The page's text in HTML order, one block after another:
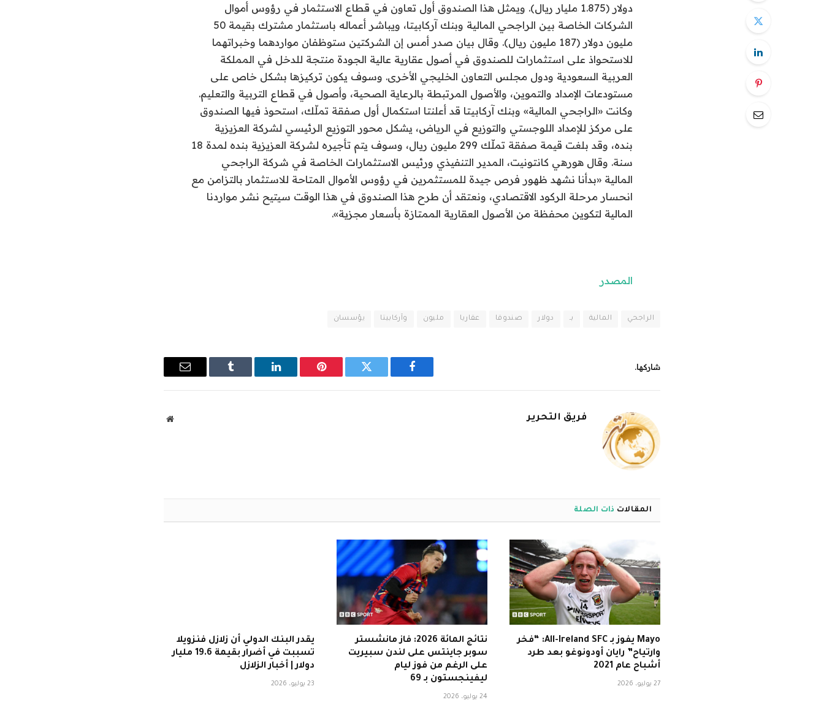
دولار (1.875 مليار ريال). ويمثل هذا الصندوق أول تعاون في قطاع الاستثمار في رؤوس أموال
الشركات الخاصة بين الراجحي المالية وبنك آركابيتا، ويباشر أعماله باستثمار مشترك بقيمة 50
مليون دولار (187 مليون ريال). وقال بيان صدر أمس إن الشركتين ستوظفان مواردهما وخبراتهما
للاستحواذ على استثمارات للصندوق في أصول عقارية عالية الجودة منتجة للدخل في المملكة
العربية السعودية ودول مجلس التعاون الخليجي الأخرى. وسوف يكون تركيزها بشكل خاص على
مستودعات الإمداد والتموين، والأصول المرتبطة بالرعاية الصحية، وأصول في قطاع التربية والتعليم.
وكانت «الراجحي المالية» وبنك آركابيتا قد أعلنتا استكمال أول صفقة تملّك، استحوذ فيها الصندوق
على مركز للإمداد اللوجستي والتوزيع في الرياض، يشكل محور التوزيع الرئيسي لشركة العزيزية
بنده، وقد بلغت قيمة صفقة تملّك 299 مليون ريال، وسوف يتم تأجيره لشركة العزيزية بنده لمدة 18
سنة. وقال هورهي كانتونيت، المدير التنفيذي ورئيس الاستثمارات الخاصة في شركة الراجحي
المالية «بدأنا نشهد ظهور فرص جيدة للمستثمرين في رؤوس الأموال المتاحة للاستثمار بالتزامن مع
انحسار مرحلة الركود الاقتصادي، ونعتقد أن طرح هذا الصندوق في هذا الوقت سيتيح نشر مواردنا
المالية لتكوين محفظة من الأصول العقارية الممتازة بأسعار مجزية».
المصدر
الراجحي المالية بـ دولار صندوقا عقاريا مليون وآركابيتا يؤسسان
شاركها.
فيسبوك تويتر بينتيريستلينكدإن Tumblr
البريد
فريق التحرير
موقع
المقالات ذات الصلة
Mayo يفوز بـ All-Ireland SFC: “فخر
وارتياح” رايان أودونوغو بعد طرد
أشباح عام 2021
27 يوليو، 2026
نتائج المائة 2026: فاز مانشستر
سوبر جاينتس على لندن سبيريت
على الرغم من فوز ليام
ليفينجستون بـ 69
24 يوليو، 2026
يقدر البنك الدولي أن زلازل فنزويلا
تسببت في أضرار بقيمة 19.6 مليار
دولار | أخبار الزلازل
23 يوليو، 2026